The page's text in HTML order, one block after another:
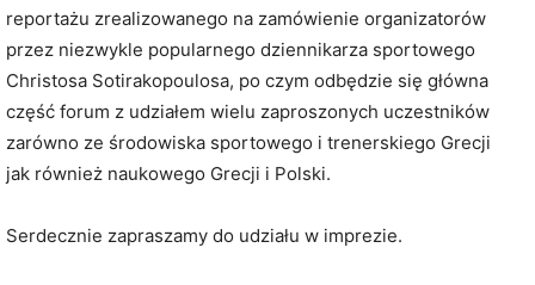
reportażu zrealizowanego na zamówienie organizatorów
przez niezwykle popularnego dziennikarza sportowego
Christosa Sotirakopoulosa, po czym odbędzie się główna
część forum z udziałem wielu zaproszonych uczestników
zarówno ze środowiska sportowego i trenerskiego Grecji
jak również naukowego Grecji i Polski.
Serdecznie zapraszamy do udziału w imprezie.